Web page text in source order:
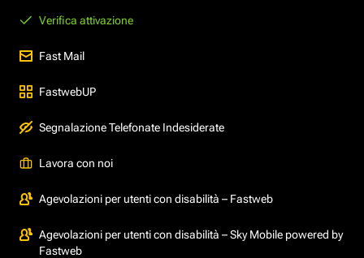
Verifica attivazione
Fast Mail
FastwebUP
Segnalazione Telefonate Indesiderate
Lavora con noi
Agevolazioni per utenti con disabilità – Fastweb
Agevolazioni per utenti con disabilità – Sky Mobile powered by
Fastweb